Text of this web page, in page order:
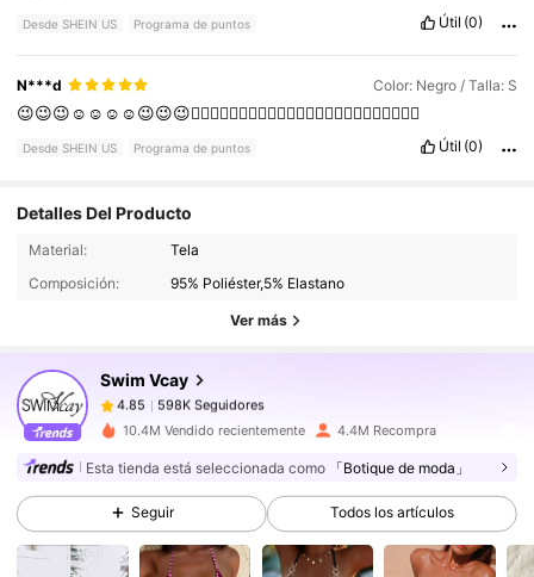
Desde SHEIN US Programa de puntos Útil (0)
N***d Color: Negro / Talla: S
😉😉😉☺️☺️☺️☺️😉😉😉🫪🫪🫪🫪🫪🫪🫪🫪🫪🫪🫪🫪🫪🫪🫪🫪🫪🫪🫪🫪🫪🫪🫪🫪
Desde SHEIN US Programa de puntos Útil (0)
Detalles Del Producto
Material:
Tela
Composición:
95% Poliéster,5% Elastano
Ver más
Swim Vcay
598K Seguidores
4.85
598K Seguidores
l***4 pagóHace 8 horas
4.85 598K Seguidores
4.85 598K Seguidores
10.4M Vendido recientemente 4.4M Recompra
Esta tienda está seleccionada como 「Botique de moda」
Seguir Todos los artículos